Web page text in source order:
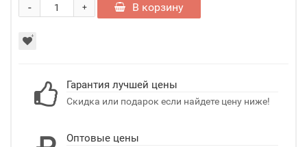
+
- В корзину
Гарантия лучшей цены
Скидка или подарок если найдете цену ниже!
Оптовые цены